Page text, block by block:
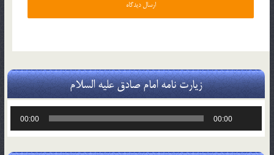
زیارت نامه امام صادق علیه السلام
00:00
00:00